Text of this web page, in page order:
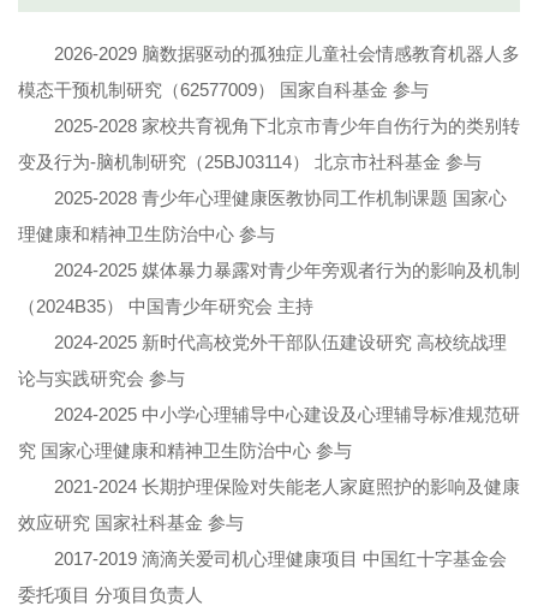
2026-2029 脑数据驱动的孤独症儿童社会情感教育机器人多
模态干预机制研究（62577009） 国家自科基金 参与
2025-2028 家校共育视角下北京市青少年自伤行为的类别转
变及行为-脑机制研究（25BJ03114） 北京市社科基金 参与
2025-2028 青少年心理健康医教协同工作机制课题 国家心
理健康和精神卫生防治中心 参与
2024-2025 媒体暴力暴露对青少年旁观者行为的影响及机制
（2024B35） 中国青少年研究会 主持
2024-2025 新时代高校党外干部队伍建设研究 高校统战理
论与实践研究会 参与
2024-2025 中小学心理辅导中心建设及心理辅导标准规范研
究 国家心理健康和精神卫生防治中心 参与
2021-2024 长期护理保险对失能老人家庭照护的影响及健康
效应研究 国家社科基金 参与
2017-2019 滴滴关爱司机心理健康项目 中国红十字基金会
委托项目 分项目负责人